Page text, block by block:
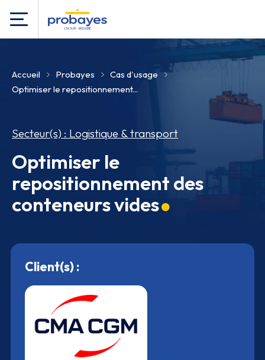
Accueil Probayes
Cas d'usage
Optimiser le repositionnement...
Secteur(s) : Logistique & transport
Optimiser le
repositionnement des
conteneurs vides
Client(s) :